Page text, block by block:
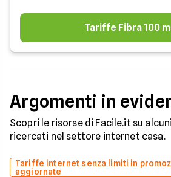
Tariffe Fibra 100
Argomenti in
Scopri le risorse di Facile.it su
ricercati nel settore internet casa.
Tariffe internet senza limiti in
aggiornate